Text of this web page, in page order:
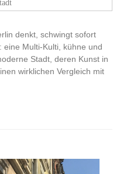
denkt, schwingt sofort
eine Multi-Kulti, kühne und
Stadt, deren Kunst in
wirklichen Vergleich mit